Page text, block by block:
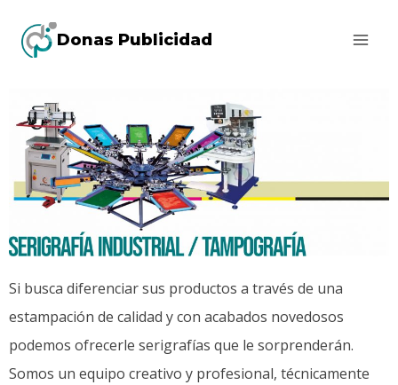
Donas Publicidad
Si busca diferenciar sus productos a través de una
estampación de calidad y con acabados novedosos
podemos ofrecerle serigrafías que le sorprenderán.
Somos un equipo creativo y profesional, técnicamente